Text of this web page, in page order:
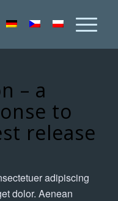
– a
to
release
adipiscing
dolor. Aenean